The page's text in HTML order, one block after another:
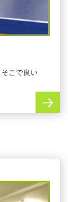
こで良い